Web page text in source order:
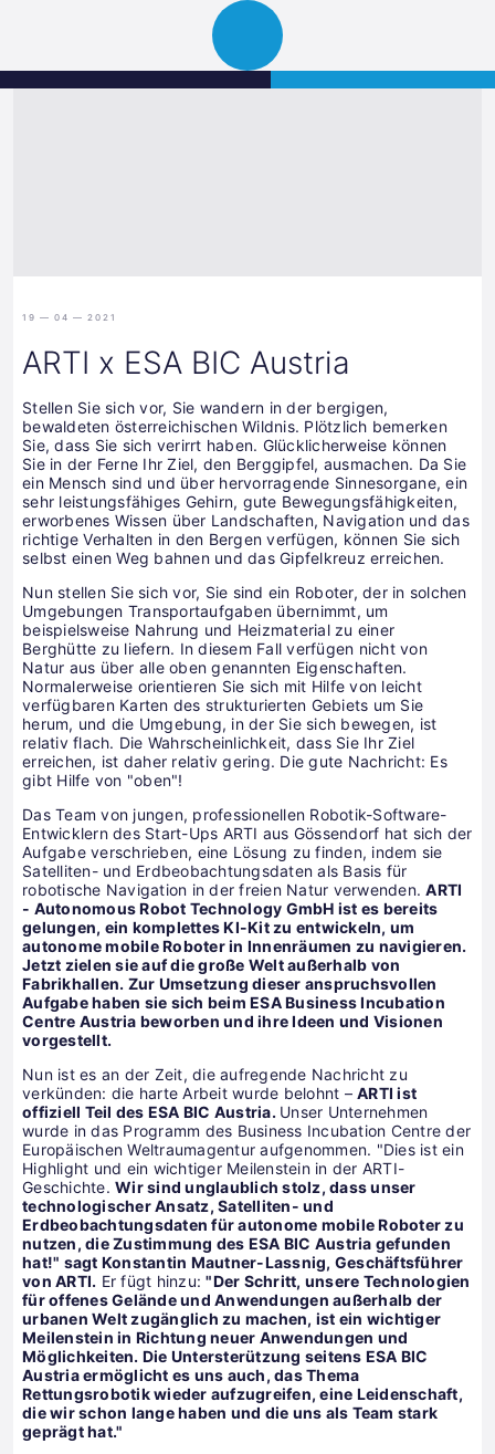
Graz
Navigation
19 — 04 — 2021
ARTI x ESA BIC Austria
Stellen Sie sich vor, Sie wandern in der bergigen,
bewaldeten österreichischen Wildnis. Plötzlich bemerken
Sie, dass Sie sich verirrt haben. Glücklicherweise können
Sie in der Ferne Ihr Ziel, den Berggipfel, ausmachen. Da Sie
ein Mensch sind und über hervorragende Sinnesorgane, ein
sehr leistungsfähiges Gehirn, gute Bewegungsfähigkeiten,
erworbenes Wissen über Landschaften, Navigation und das
richtige Verhalten in den Bergen verfügen, können Sie sich
selbst einen Weg bahnen und das Gipfelkreuz erreichen.
Nun stellen Sie sich vor, Sie sind ein Roboter, der in solchen
Umgebungen Transportaufgaben übernimmt, um
beispielsweise Nahrung und Heizmaterial zu einer
Berghütte zu liefern. In diesem Fall verfügen nicht von
Natur aus über alle oben genannten Eigenschaften.
Normalerweise orientieren Sie sich mit Hilfe von leicht
verfügbaren Karten des strukturierten Gebiets um Sie
herum, und die Umgebung, in der Sie sich bewegen, ist
relativ flach. Die Wahrscheinlichkeit, dass Sie Ihr Ziel
erreichen, ist daher relativ gering. Die gute Nachricht: Es
gibt Hilfe von "oben"!
Das Team von jungen, professionellen Robotik-Software-
Entwicklern des Start-Ups ARTI aus Gössendorf hat sich der
Aufgabe verschrieben, eine Lösung zu finden, indem sie
Satelliten- und Erdbeobachtungsdaten als Basis für
robotische Navigation in der freien Natur verwenden.ARTI
- Autonomous Robot Technology GmbH ist es bereits
gelungen, ein komplettes KI-Kit zu entwickeln, um
autonome mobile Roboter in Innenräumen zu navigieren.
Jetzt zielen sie auf die große Welt außerhalb von
Fabrikhallen. Zur Umsetzung dieser anspruchsvollen
Aufgabe haben sie sich beim ESA Business Incubation
Centre Austria beworben und ihre Ideen und Visionen
vorgestellt.
Nun ist es an der Zeit, die aufregende Nachricht zu
verkünden: die harte Arbeit wurde belohnt – ARTI ist
offiziell Teil des ESA BIC Austria. Unser Unternehmen
wurde in das Programm des Business Incubation Centre der
Europäischen Weltraumagentur aufgenommen. "Dies ist ein
Highlight und ein wichtiger Meilenstein in der ARTI-
Geschichte. Wir sind unglaublich stolz, dass unser
technologischer Ansatz, Satelliten- und
Erdbeobachtungsdaten für autonome mobile Roboter zu
nutzen, die Zustimmung des ESA BIC Austria gefunden
hat!" sagt Konstantin Mautner-Lassnig, Geschäftsführer
von ARTI. Er fügt hinzu:"Der Schritt, unsere Technologien
für offenes Gelände und Anwendungen außerhalb der
urbanen Welt zugänglich zu machen, ist ein wichtiger
Meilenstein in Richtung neuer Anwendungen und
Möglichkeiten. Die Untersterützung seitens ESA BIC
Austria ermöglicht es uns auch, das Thema
Rettungsrobotik wieder aufzugreifen, eine Leidenschaft,
die wir schon lange haben und die uns als Team stark
geprägt hat."